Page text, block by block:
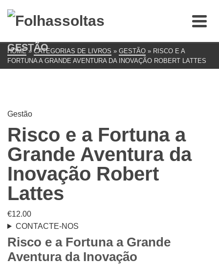
GESTÃO
HOME » CATEGORIAS DE LIVROS » GESTÃO » RISCO E A
FORTUNA A GRANDE AVENTURA DA INOVAÇÃO ROBERT LATTES
Gestão
Risco e a Fortuna a
Grande Aventura da
Inovação Robert
Lattes
€12.00
CONTACTE-NOS
Risco e a Fortuna a Grande
Aventura da Inovação